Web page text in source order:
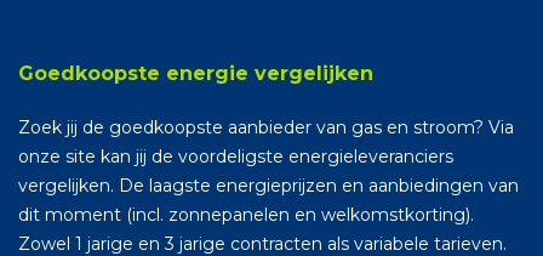
Goedkoopste energie vergelijken
Zoek jij de goedkoopste aanbieder van gas en stroom? Via
onze site kan jij de voordeligste energieleveranciers
vergelijken. De laagste energieprijzen en aanbiedingen van
dit moment (incl. zonnepanelen en welkomstkorting).
Zowel 1 jarige en 3 jarige contracten als variabele tarieven.